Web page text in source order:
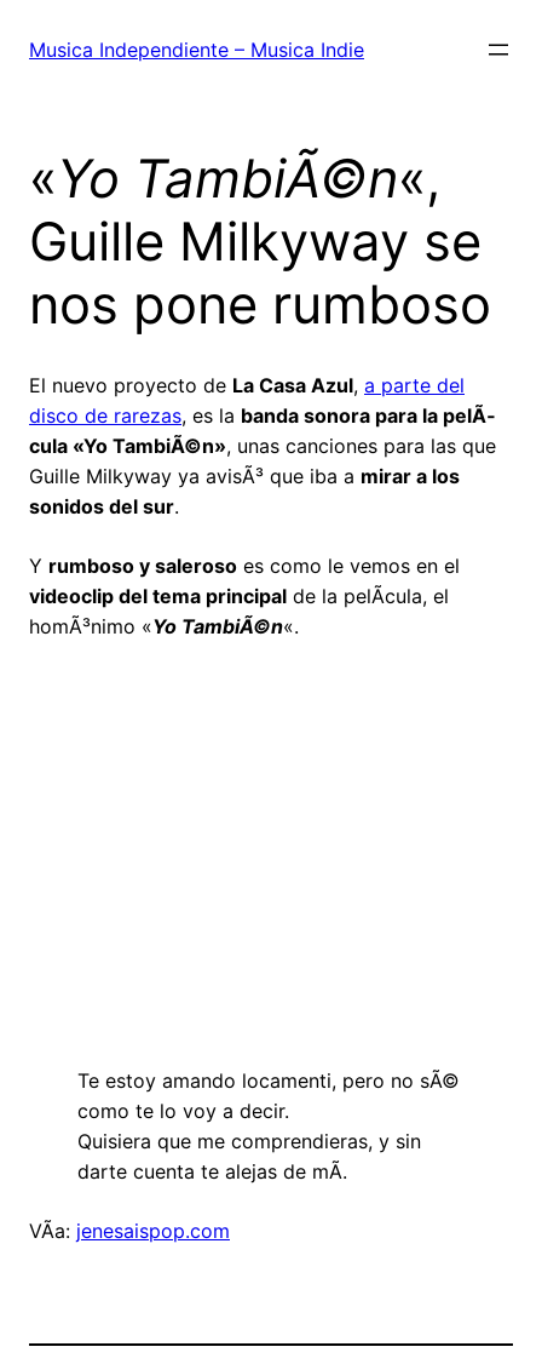
Musica Independiente – Musica Indie
«Yo TambiÃ©n«,
Guille Milkyway se
nos pone rumboso
El nuevo proyecto de La Casa Azul, a parte del
disco de rarezas, es la banda sonora para la pelÃ­
cula «Yo TambiÃ©n», unas canciones para las que
Guille Milkyway ya avisÃ³ que iba a mirar a los
sonidos del sur.
Y rumboso y saleroso es como le vemos en el
videoclip del tema principal de la pelÃ­cula, el
homÃ³nimo «Yo TambiÃ©n«.
Te estoy amando locamenti, pero no sÃ©
como te lo voy a decir.
Quisiera que me comprendieras, y sin
darte cuenta te alejas de mÃ­.
VÃ­a: jenesaispop.com